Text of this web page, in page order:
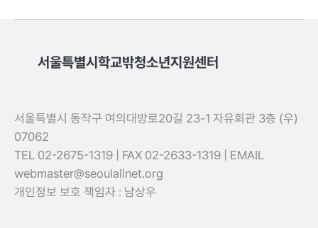
서울특별시학교밖청소년지원센터
서울특별시 동작구 여의대방로20길 23-1 자유회관 3층 (우)
07062
TEL 02-2675-1319 | FAX 02-2633-1319 | EMAIL
webmaster@seoulallnet.org
개인정보 보호 책임자 : 남상우